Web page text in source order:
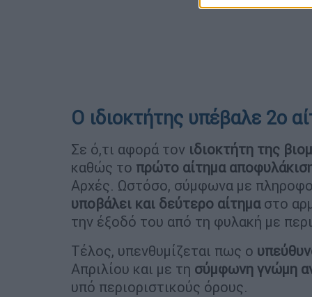
Ο ιδιοκτήτης υπέβαλε 2ο
Σε ό,τι αφορά τον ιδιοκτήτη της
καθώς το πρώτο αίτημα
Αρχές. Ωστόσο, σύμφωνα με
υποβάλει και δεύτερο αίτημαστο
την έξοδό του από τη φυλακή με
Τέλος, υπενθυμίζεται πως ο
Απριλίου και με τη σύμφωνη γνώμη
υπό περιοριστικούς όρους.